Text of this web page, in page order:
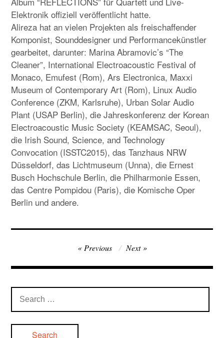
Elektronik offiziell veröffentlicht hatte.
Alireza hat an vielen Projekten als freischaffender
Komponist, Sounddesigner und Performancekünstler
gearbeitet, darunter: Marina Abramovic’s “The
Cleaner”, International Electroacoustic Festival of
Monaco, Emufest (Rom), Ars Electronica, Maxxi
Museum of Contemporary Art (Rom), Linux Audio
Conference (ZKM, Karlsruhe), Urban Solar Audio
Plant (USAP Berlin), die Jahreskonferenz der Korean
Electroacoustic Music Society (KEAMSAC, Seoul),
die Irish Sound, Science, and Technology
Convocation (ISSTC2015), das Tanzhaus NRW
Düsseldorf, das Lichtmuseum (Unna), die Ernest
Busch Hochschule Berlin, die Philharmonie Essen,
das Centre Pompidou (Paris), die Komische Oper
Berlin und andere.
navigation
Previous Next
for: